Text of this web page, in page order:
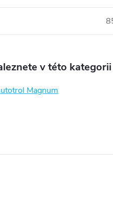
v této kategorii
Magnum